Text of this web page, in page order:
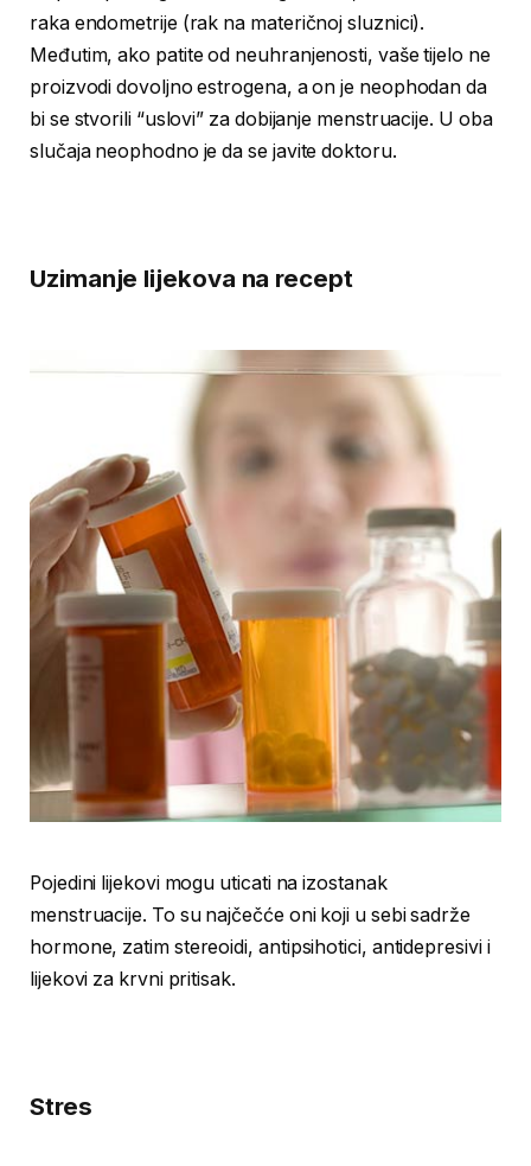
raka endometrije (rak na materičnoj sluznici).
Međutim, ako patite od neuhranjenosti, vaše tijelo ne
proizvodi dovoljno estrogena, a on je neophodan da
bi se stvorili “uslovi” za dobijanje menstruacije. U oba
slučaja neophodno je da se javite doktoru.
Uzimanje lijekova na recept
Pojedini lijekovi mogu uticati na izostanak
menstruacije. To su najčečće oni koji u sebi sadrže
hormone, zatim stereoidi, antipsihotici, antidepresivi i
lijekovi za krvni pritisak.
Stres